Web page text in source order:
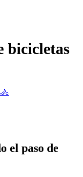
bicicletas
🚴
el paso de